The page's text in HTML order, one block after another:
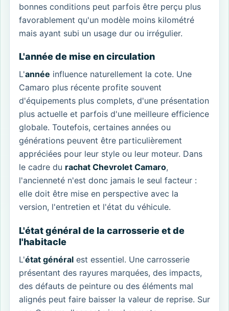
bonnes conditions peut parfois être perçu plus
favorablement qu'un modèle moins kilométré
mais ayant subi un usage dur ou irrégulier.
L'année de mise en circulation
L'année influence naturellement la cote. Une
Camaro plus récente profite souvent
d'équipements plus complets, d'une présentation
plus actuelle et parfois d'une meilleure efficience
globale. Toutefois, certaines années ou
générations peuvent être particulièrement
appréciées pour leur style ou leur moteur. Dans
le cadre du rachat Chevrolet Camaro,
l'ancienneté n'est donc jamais le seul facteur :
elle doit être mise en perspective avec la
version, l'entretien et l'état du véhicule.
L'état général de la carrosserie et de
l'habitacle
L'état général est essentiel. Une carrosserie
présentant des rayures marquées, des impacts,
des défauts de peinture ou des éléments mal
alignés peut faire baisser la valeur de reprise. Sur